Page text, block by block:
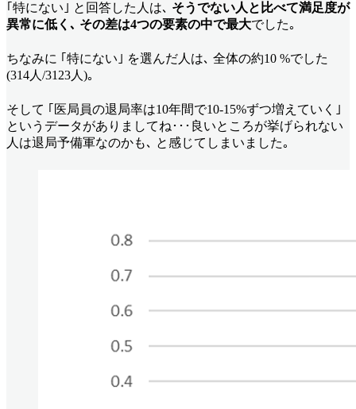
｢特にない｣ と回答した人は､ そうでない人と比べて満足度が
異常に低く､ その差は4つの要素の中で最大でした｡
ちなみに ｢特にない｣ を選んだ人は､ 全体の約10 %でした
(314人/3123人)｡
そして ｢医局員の退局率は10年間で10-15%ずつ増えていく｣
というデータがありましてね･･･良いところが挙げられない
人は退局予備軍なのかも､ と感じてしまいました｡